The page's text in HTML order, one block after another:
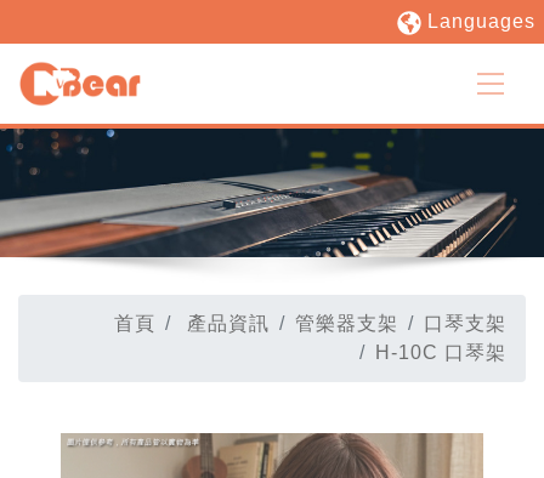
Languages
首頁 產品資訊 管樂器支架
口琴支架
H-10C 口琴架